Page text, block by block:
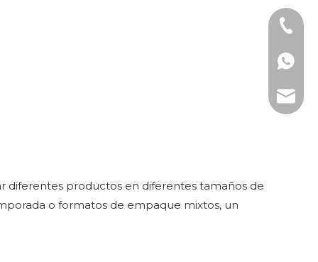
diferentes productos en diferentes tamaños de
o formatos de empaque mixtos, un
Correo